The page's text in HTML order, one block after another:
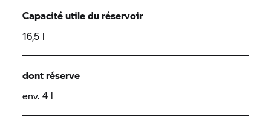
Capacité utile du réservoir
16,5 l
dont réserve
env. 4 l